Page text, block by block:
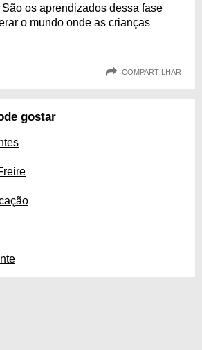
os aprendizados dessa fase
o mundo onde as crianças
COMPARTILHAR
gostar